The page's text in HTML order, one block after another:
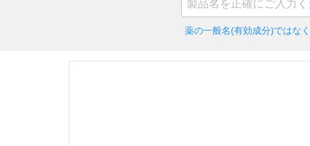
薬の一般名(有効成分)ではなく